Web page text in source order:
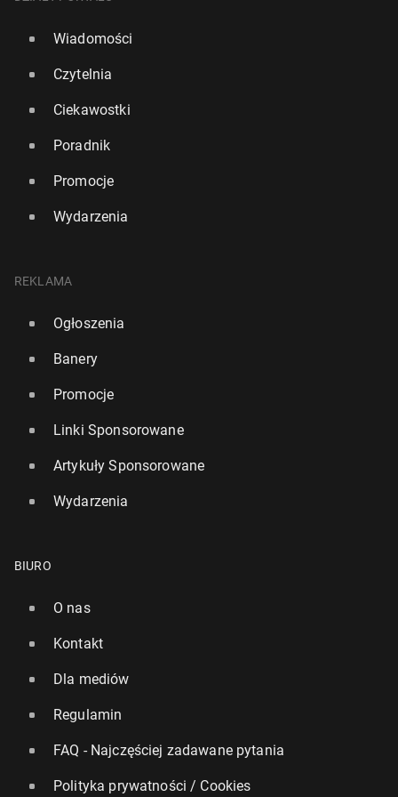
Wiadomości
Czytelnia
Ciekawostki
Poradnik
Promocje
Wydarzenia
REKLAMA
Ogłoszenia
Banery
Promocje
Linki Sponsorowane
Artykuły Sponsorowane
Wydarzenia
BIURO
O nas
Kontakt
Dla mediów
Regulamin
FAQ - Najczęściej zadawane pytania
Polityka prywatności / Cookies